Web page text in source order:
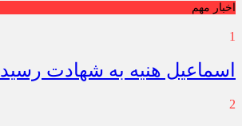
اخبار مهم
1
اسماعیل هنیه به شهادت رسید
2